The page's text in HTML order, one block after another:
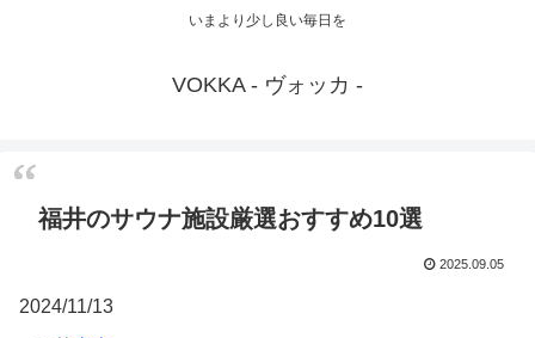
いまより少し良い毎日を
VOKKA - ヴォッカ -
福井のサウナ施設厳選おすすめ10選
2025.09.05
2024/11/13